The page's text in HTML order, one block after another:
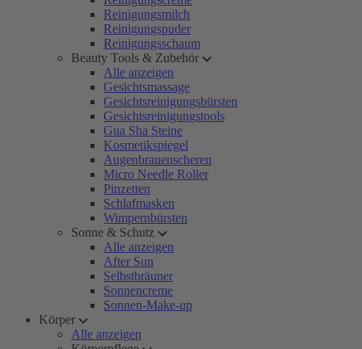
Reinigungsmilch
Reinigungspuder
Reinigungsschaum
Beauty Tools & Zubehör
Alle anzeigen
Gesichtsmassage
Gesichtsreinigungsbürsten
Gesichtsreinigungstools
Gua Sha Steine
Kosmetikspiegel
Augenbrauenscheren
Micro Needle Roller
Pinzetten
Schlafmasken
Wimpernbürsten
Sonne & Schutz
Alle anzeigen
After Sun
Selbstbräuner
Sonnencreme
Sonnen-Make-up
Körper
Alle anzeigen